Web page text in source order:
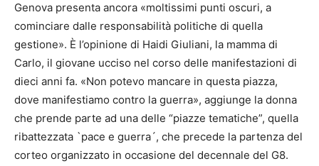
Genova presenta ancora «moltissimi punti oscuri, a
cominciare dalle responsabilità politiche di quella
gestione». È l’opinione di Haidi Giuliani, la mamma di
Carlo, il giovane ucciso nel corso delle manifestazioni di
dieci anni fa. «Non potevo mancare in questa piazza,
dove manifestiamo contro la guerra», aggiunge la donna
che prende parte ad una delle “piazze tematiche”, quella
ribattezzata `pace e guerra´, che precede la partenza del
corteo organizzato in occasione del decennale del G8.